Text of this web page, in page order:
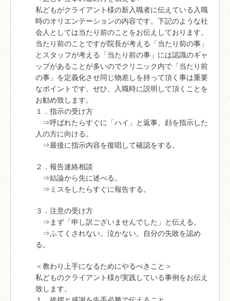
私どもがクライアント様の新入職者に伝えている入職
時のオリエンテーションの内容です。下記のような社
会人としては当たり前のことをお伝えしております。
当たり前のことですが院長が考える「当たり前の事」
とスタッフが考える「当たり前の事」には認識のギャ
ップがあることが多いのでクリニック内で「当たり前
の事」を定義化させ同じ物差しを持って頂く事は重要
なポイントです。ぜひ、入職時に説明して頂くことを
お勧め致します。
１．指示の受け方
⇒呼ばれたらすぐに「ハイ」と返事。顔を指示した
人の方に向ける。
⇒最後に指示内容を復唱して確認をする。
２．報告連絡相談
⇒結論から先に述べる。
⇒ミスをしたらすぐに報告する。
３．注意の受け方
⇒まず「申し訳ございませんでした」と伝える。
⇒ふてくされない。泣かない。自分の失敗を認め
る。
＜教わり上手になるためにやるべきこと＞
私どものクライアント様が実践している事例をお伝え
致します。